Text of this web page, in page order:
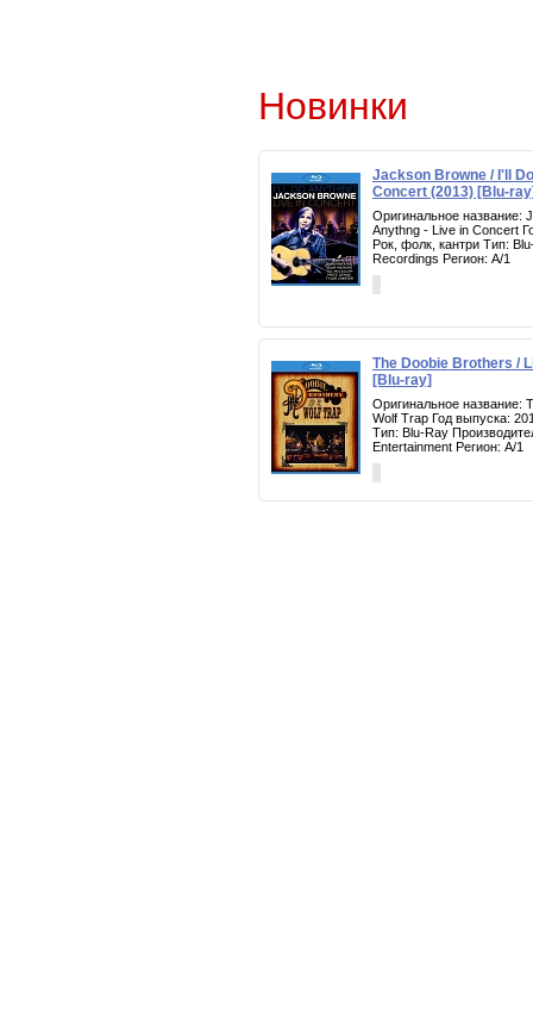
Новинки
Jackson Browne / I'll
Concert (2013) [Blu-
Оригинальное название:
Anythng - Live in Concert
Рок, фолк, кантри Тип:
Recordings Регион: A/1
The Doobie Brothers /
[Blu-ray]
Оригинальное название:
Wolf Trap Год выпуска:
Тип: Blu-Ray
Entertainment Регион: A/1